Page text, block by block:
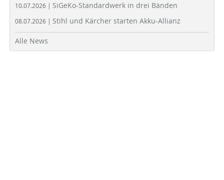
10.07.2026 | SiGeKo-Standardwerk in drei Bänden
08.07.2026 | Stihl und Kärcher starten Akku-Allianz
Alle News